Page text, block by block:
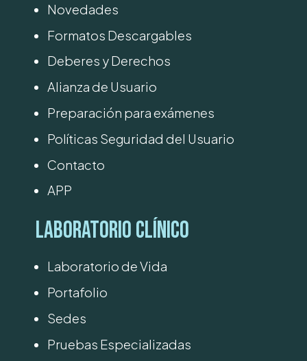
Novedades
Formatos Descargables
Deberes y Derechos
Alianza de Usuario
Preparación para exámenes
Políticas Seguridad del Usuario
Contacto
APP
Laboratorio Clínico
Laboratorio de Vida
Portafolio
Sedes
Pruebas Especializadas